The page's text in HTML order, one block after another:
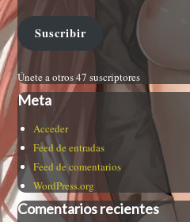
Suscribir
Únete a otros 47 suscriptores
Meta
Acceder
Feed de entradas
Feed de comentarios
WordPress.org
Comentarios recientes